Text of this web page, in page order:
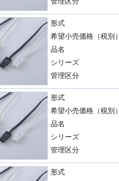
形式
希望小売価格（税別）
品名
シリーズ
管理区分
形式
希望小売価格（税別）
品名
シリーズ
管理区分
形式